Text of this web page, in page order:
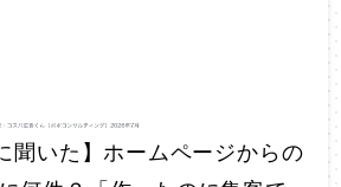
聞いた】ホームページからの